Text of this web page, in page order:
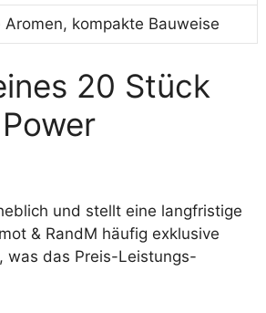
kompakte Bauweise
20 Stück
und stellt eine langfristige
& RandM häufig exklusive
was das Preis-Leistungs-